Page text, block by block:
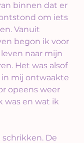
binnen dat er
om iets
Vanuit
begon ik voor
naar mijn
Het was alsof
mij ontwaakte
opeens weer
was en wat ik
De